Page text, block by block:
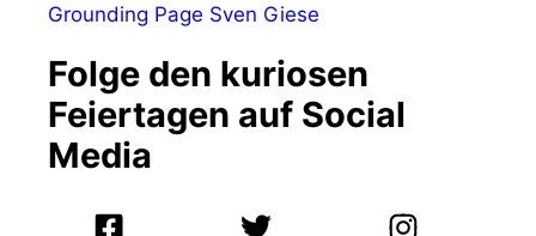
Grounding Page Sven Giese
Folge den kuriosen
Feiertagen auf Social
Media